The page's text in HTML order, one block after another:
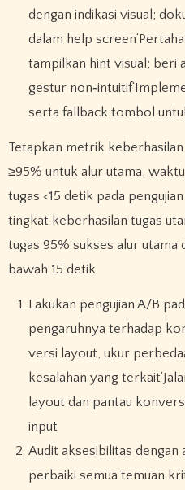
dengan indikasi visual;
dalam help
tampilkan hint visual; beri
gestur
serta fallback tombol
Tetapkan metrik
≥95% untuk alur utama,
tugas <15 detik pada
tingkat keberhasilan tugas
tugas 95% sukses alur utama
bawah 15 detik
Lakukan pengujian A/B
pengaruhnya terhadap
versi layout, ukur
kesalahan yang
layout dan pantau
input
Audit aksesibilitas dengan
perbaiki semua temuan